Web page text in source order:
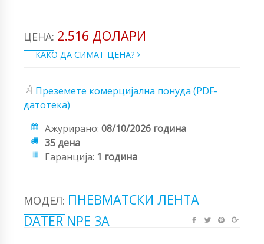
ЦЕНА: 2.516 ДОЛАРИ
КАКО ДА СИМАТ ЦЕНА?
Преземете комерцијална понуда (PDF-
датотека)
Ажурирано: 08/10/2026 година
35 дена
Гаранција: 1 година
МОДЕЛ: ПНЕВМАТСКИ ЛЕНТА
DATER NPE 3A